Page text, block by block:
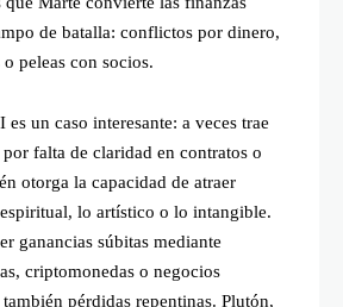
de batalla: conflictos por dinero,
peleas con socios.
un caso interesante: a veces trae
falta de claridad en contratos o
otorga la capacidad de atraer
lo artístico o lo intangible.
ganancias súbitas mediante
criptomonedas o negocios
pérdidas repentinas. Plutón,